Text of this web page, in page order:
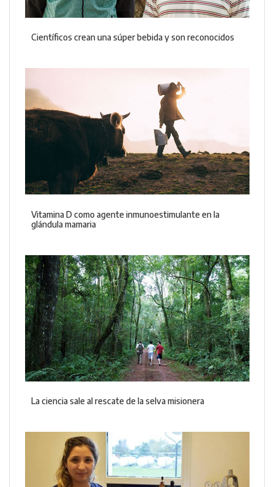
Científicos crean una súper bebida y son reconocidos
Vitamina D como agente inmunoestimulante en la
glándula mamaria
La ciencia sale al rescate de la selva misionera